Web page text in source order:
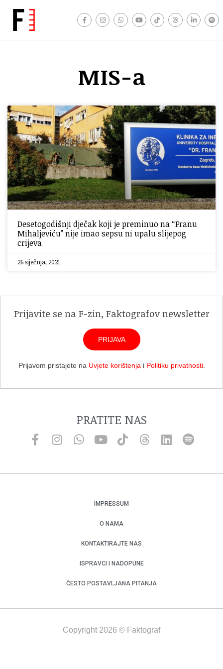
MIS-a
Desetogodišnji dječak koji je preminuo na “Franu
Mihaljeviću” nije imao sepsu ni upalu slijepog
crijeva
26 siječnja, 2021
Prijavite se na F-zin, Faktografov newsletter
PRIJAVA
Prijavom pristajete na Uvjete korištenja i Politiku privatnosti.
PRATITE NAS
IMPRESSUM
O NAMA
KONTAKTIRAJTE NAS
ISPRAVCI I NADOPUNE
ČESTO POSTAVLJANA PITANJA
Copyright 2026 © Faktograf